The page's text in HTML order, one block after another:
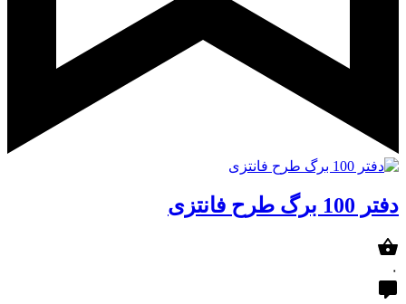
دفتر 100 برگ طرح فانتزی
۰